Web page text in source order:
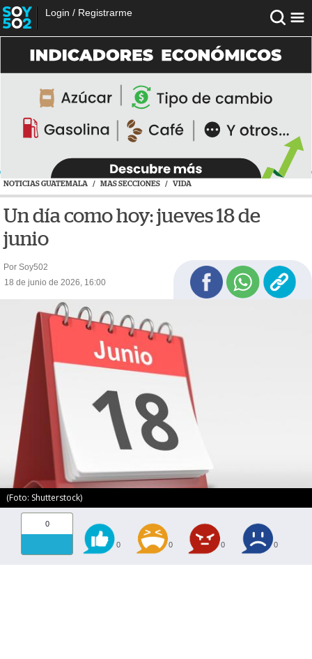
Login / Registrarme
NOTICIAS GUATEMALA / MAS SECCIONES / VIDA
Un día como hoy: jueves 18 de
junio
Por Soy502
18 de junio de 2026, 16:00
(Foto: Shutterstock)
0
0 0 0 0